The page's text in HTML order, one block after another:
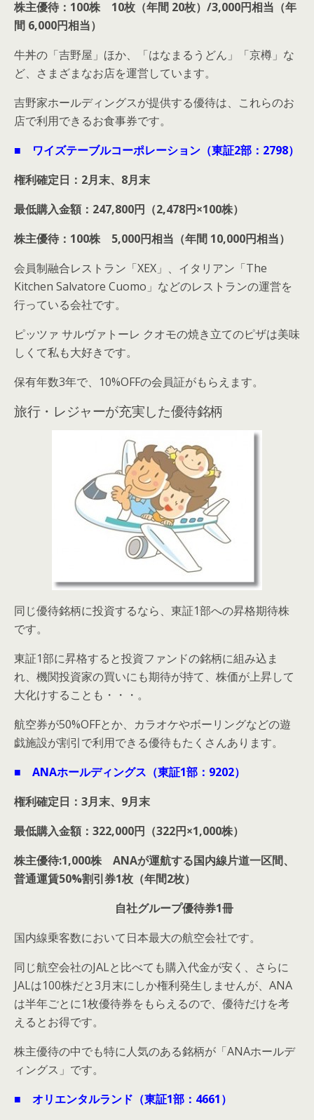
株主優待：100株 10枚（年間 20枚）/3,000円相当（年
間 6,000円相当）
牛丼の「吉野屋」ほか、「はなまるうどん」「京樽」な
ど、さまざまなお店を運営しています。
吉野家ホールディングスが提供する優待は、これらのお
店で利用できるお食事券です。
■ ワイズテーブルコーポレーション（東証2部：2798）
権利確定日：2月末、8月末
最低購入金額：247,800円（2,478円×100株）
株主優待：100株 5,000円相当（年間 10,000円相当）
会員制融合レストラン「XEX」、イタリアン「The
Kitchen Salvatore Cuomo」などのレストランの運営を
行っている会社です。
ピッツァ サルヴァトーレ クオモの焼き立てのピザは美味
しくて私も大好きです。
保有年数3年で、10%OFFの会員証がもらえます。
旅行・レジャーが充実した優待銘柄
同じ優待銘柄に投資するなら、東証1部への昇格期待株
です。
東証1部に昇格すると投資ファンドの銘柄に組み込ま
れ、機関投資家の買いにも期待が持て、株価が上昇して
大化けすることも・・・。
航空券が50%OFFとか、カラオケやボーリングなどの遊
戯施設が割引で利用できる優待もたくさんあります。
■ ANAホールディングス（東証1部：9202）
権利確定日：3月末、9月末
最低購入金額：322,000円（322円×1,000株）
株主優待:1,000株 ANAが運航する国内線片道一区間、
普通運賃50%割引券1枚（年間2枚）
自社グループ優待券1冊
国内線乗客数において日本最大の航空会社です。
同じ航空会社のJALと比べても購入代金が安く、さらに
JALは100株だと3月末にしか権利発生しませんが、ANA
は半年ごとに1枚優待券をもらえるので、優待だけを考
えるとお得です。
株主優待の中でも特に人気のある銘柄が「ANAホールデ
ィングス」です。
■ オリエンタルランド（東証1部：4661）